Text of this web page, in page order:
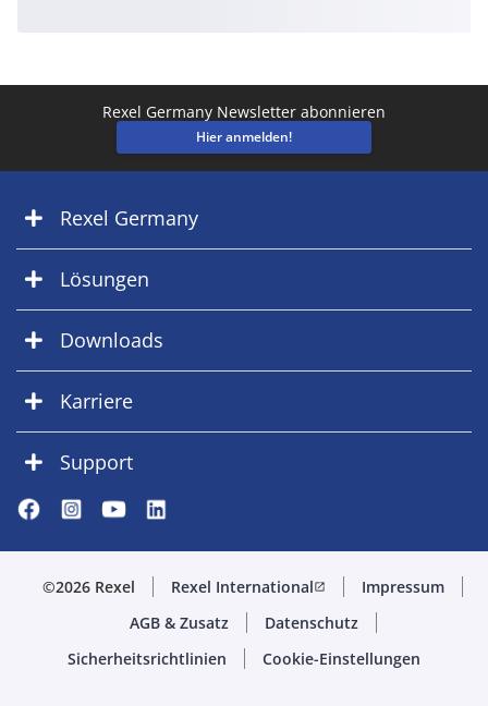
Rexel Germany Newsletter abonnieren
Hier anmelden!
Rexel Germany
Lösungen
Downloads
Karriere
Support
©2026 Rexel Rexel Internationalopen_in_new
Impressum
AGB & Zusatz
Datenschutz
Sicherheitsrichtlinien
Cookie-Einstellungen